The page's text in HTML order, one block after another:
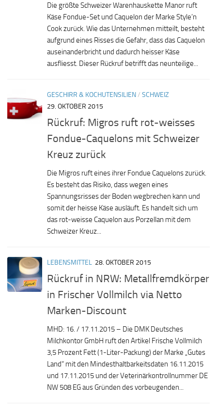
Die größte Schweizer Warenhauskette Manor ruft
Käse Fondue-Set und Caquelon der Marke Style’n
Cook zurück. Wie das Unternehmen mitteilt, besteht
aufgrund eines Risses die Gefahr, dass das Caquelon
auseinanderbricht und dadurch heisser Käse
ausfliesst. Dieser Rückruf betrifft das neunteilige...
GESCHIRR & KOCHUTENSILIEN/ SCHWEIZ
29. OKTOBER 2015
Rückruf: Migros ruft rot-weisses
Fondue-Caquelons mit Schweizer
Kreuz zurück
Die Migros ruft eines ihrer Fondue Caquelons zurück.
Es besteht das Risiko, dass wegen eines
Spannungsrisses der Boden wegbrechen kann und
somit der heisse Käse ausläuft. Es handelt sich um
das rot-weisse Caquelon aus Porzellan mit dem
Schweizer Kreuz...
LEBENSMITTEL 28. OKTOBER 2015
Rückruf in NRW: Metallfremdkörper
in Frischer Vollmilch via Netto
Marken-Discount
MHD: 16. / 17.11.2015 – Die DMK Deutsches
Milchkontor GmbH ruft den Artikel Frische Vollmilch
3,5 Prozent Fett (1-Liter-Packung) der Marke „Gutes
Land“ mit den Mindesthaltbarkeitsdaten 16.11.2015
und 17.11.2015 und der Veterinärkontrollnummer DE
NW 508 EG aus Gründen des vorbeugenden...